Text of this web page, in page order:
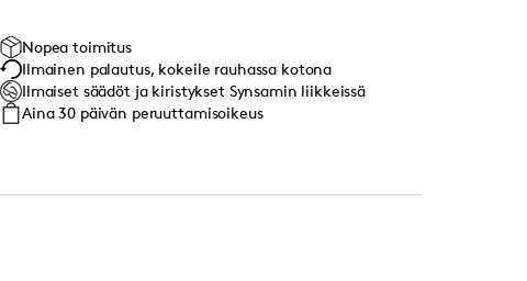
Nopea toimitus
Ilmainen palautus, kokeile rauhassa kotona
Ilmaiset säädöt ja kiristykset Synsamin liikkeissä
Aina 30 päivän peruuttamisoikeus